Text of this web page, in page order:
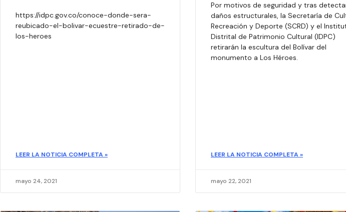
https://idpc.gov.co/conoce-donde-sera-
reubicado-el-bolivar-ecuestre-retirado-de-
los-heroes
LEER LA NOTICIA COMPLETA »
mayo 24, 2021
Por motivos de seguridad y tras
daños estructurales, la Secretaría de
Recreación y Deporte (SCRD) y el
Distrital de Patrimonio Cultural (IDPC)
retirarán la escultura del Bolívar del
monumento a Los Héroes.
LEER LA NOTICIA COMPLETA »
mayo 22, 2021